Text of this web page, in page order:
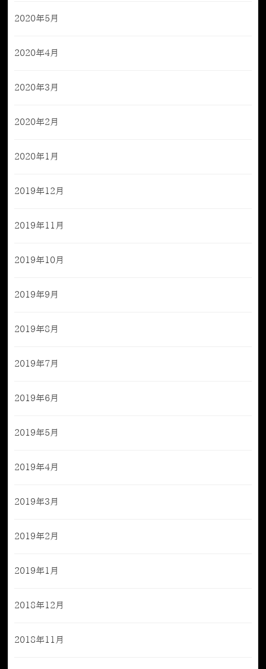
2020年5月
2020年4月
2020年3月
2020年2月
2020年1月
2019年12月
2019年11月
2019年10月
2019年9月
2019年8月
2019年7月
2019年6月
2019年5月
2019年4月
2019年3月
2019年2月
2019年1月
2018年12月
2018年11月